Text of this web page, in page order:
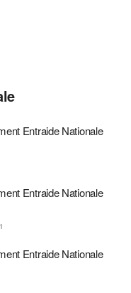
Entraide Nationale
Entraide Nationale
1
Entraide Nationale